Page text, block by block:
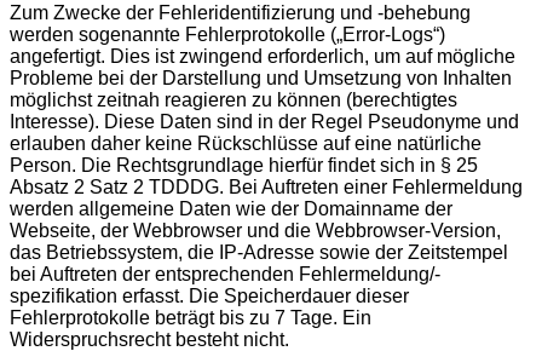
Zum Zwecke der Fehleridentifizierung und -behebung
werden sogenannte Fehlerprotokolle („Error-Logs“)
angefertigt. Dies ist zwingend erforderlich, um auf mögliche
Probleme bei der Darstellung und Umsetzung von Inhalten
möglichst zeitnah reagieren zu können (berechtigtes
Interesse). Diese Daten sind in der Regel Pseudonyme und
erlauben daher keine Rückschlüsse auf eine natürliche
Person. Die Rechtsgrundlage hierfür findet sich in § 25
Absatz 2 Satz 2 TDDDG. Bei Auftreten einer Fehlermeldung
werden allgemeine Daten wie der Domainname der
Webseite, der Webbrowser und die Webbrowser-Version,
das Betriebssystem, die IP-Adresse sowie der Zeitstempel
bei Auftreten der entsprechenden Fehlermeldung/-
spezifikation erfasst. Die Speicherdauer dieser
Fehlerprotokolle beträgt bis zu 7 Tage. Ein
Widerspruchsrecht besteht nicht.